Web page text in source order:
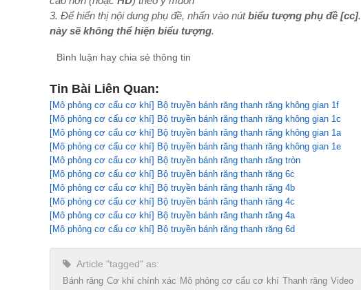
3. Để hiển thị nội dung phụ đề, nhấn vào nút biểu tượng phụ đề [cc].
này sẽ không thể hiện biểu tượng.
Bình luận hay chia sẻ thông tin
Tin Bài Liên Quan:
[Mô phỏng cơ cấu cơ khí] Bộ truyền bánh răng thanh răng không gian 1f
[Mô phỏng cơ cấu cơ khí] Bộ truyền bánh răng thanh răng không gian 1c
[Mô phỏng cơ cấu cơ khí] Bộ truyền bánh răng thanh răng không gian 1a
[Mô phỏng cơ cấu cơ khí] Bộ truyền bánh răng thanh răng không gian 1e
[Mô phỏng cơ cấu cơ khí] Bộ truyền bánh răng thanh răng tròn
[Mô phỏng cơ cấu cơ khí] Bộ truyền bánh răng thanh răng 6c
[Mô phỏng cơ cấu cơ khí] Bộ truyền bánh răng thanh răng 4b
[Mô phỏng cơ cấu cơ khí] Bộ truyền bánh răng thanh răng 4c
[Mô phỏng cơ cấu cơ khí] Bộ truyền bánh răng thanh răng 4a
[Mô phỏng cơ cấu cơ khí] Bộ truyền bánh răng thanh răng 6d
Article "tagged" as:
Bánh răng Cơ khí chính xác Mô phỏng cơ cấu cơ khí Thanh răng Video